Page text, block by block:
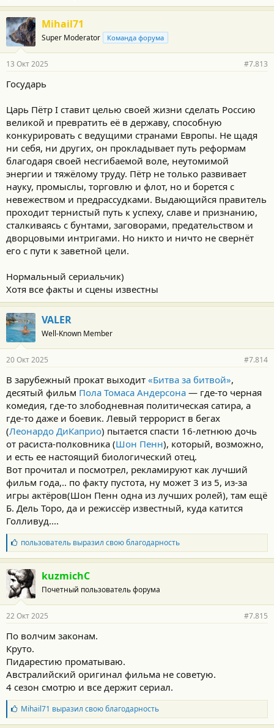
Mihail71
Super Moderator Команда форума
13 Окт 2025 #7.813
Государь
Царь Пётр I ставит целью своей жизни сделать Россию
великой и превратить её в державу, способную
конкурировать с ведущими странами Европы. Не щадя
ни себя, ни других, он прокладывает путь реформам
благодаря своей несгибаемой воле, неутомимой
энергии и тяжёлому труду. Пётр не только развивает
науку, промыслы, торговлю и флот, но и борется с
невежеством и предрассудками. Выдающийся правитель
проходит тернистый путь к успеху, славе и признанию,
сталкиваясь с бунтами, заговорами, предательством и
дворцовыми интригами. Но никто и ничто не свернёт
его с пути к заветной цели.
Нормальный сериальчик)
Хотя все факты и сцены известны
VALER
Well-Known Member
20 Окт 2025 #7.814
В зарубежный прокат выходит «Битва за битвой»,
десятый фильм Пола Томаса Андерсона — где-то черная
комедия, где-то злободневная политическая сатира, а
где-то даже и боевик. Левый террорист в бегах
(Леонардо ДиКаприо) пытается спасти 16-летнюю дочь
от расиста-полковника (Шон Пенн), который, возможно,
и есть ее настоящий биологический отец.
Вот прочитал и посмотрел, рекламируют как лучший
фильм года,.. по факту пустота, ну может 3 из 5, из-за
игры актёров(Шон Пенн одна из лучших ролей), там ещё
Б. Дель Торо, да и режиссёр известный, куда катится
Голливуд....
Б
л
а
г
о
д
а
н
с
т
и
:
пользовательвыразил свою благодарность
kuzmichC
Почетный пользователь форума
22 Окт 2025 #7.815
По волчим законам.
Круто.
Пидарестию проматываю.
Австралийский оригинал фильма не советую.
4 сезон смотрю и все держит сериал.
Б
л
Mihail71 выразил свою благодарность